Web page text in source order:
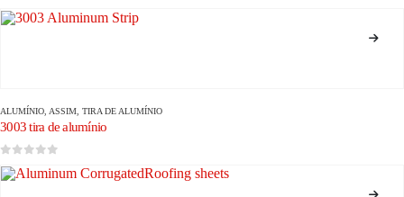
ALUMÍNIO, ASSIM, TIRA DE ALUMÍNIO
3003 tira de alumínio